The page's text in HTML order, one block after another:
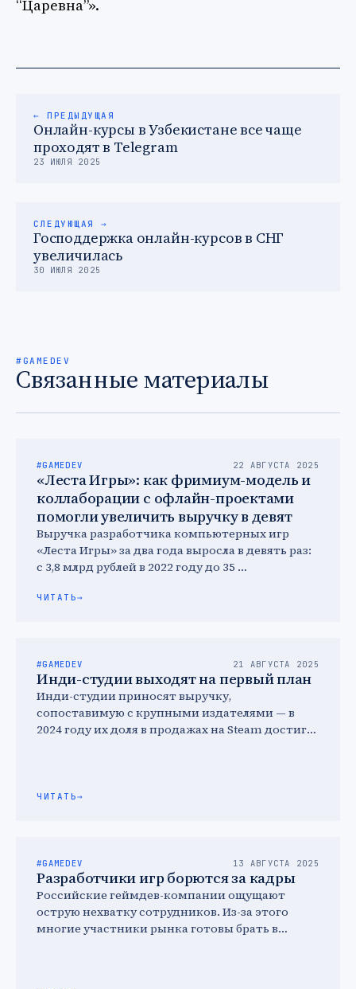
“Царевна”».
← ПРЕДЫДУЩАЯ
Онлайн-курсы в Узбекистане все чаще
проходят в Telegram
23 ИЮЛЯ 2025
СЛЕДУЮЩАЯ →
Господдержка онлайн-курсов в СНГ
увеличилась
30 ИЮЛЯ 2025
#GAMEDEV
Связанные материалы
#GAMEDEV 22 АВГУСТА 2025
«Леста Игры»: как фримиум-модель и
коллаборации с офлайн-проектами
помогли увеличить выручку в девят
Выручка разработчика компьютерных игр
«Леста Игры» за два года выросла в девять раз:
с 3,8 млрд рублей в 2022 году до 35 …
ЧИТАТЬ→
#GAMEDEV 21 АВГУСТА 2025
Инди-студии выходят на первый план
Инди-студии приносят выручку,
сопоставимую с крупными издателями — в
2024 году их доля в продажах на Steam достигла
ЧИТАТЬ→
#GAMEDEV 13 АВГУСТА 2025
Разработчики игр борются за кадры
Российские геймдев-компании ощущают
острую нехватку сотрудников. Из-за этого
многие участники рынка готовы брать в